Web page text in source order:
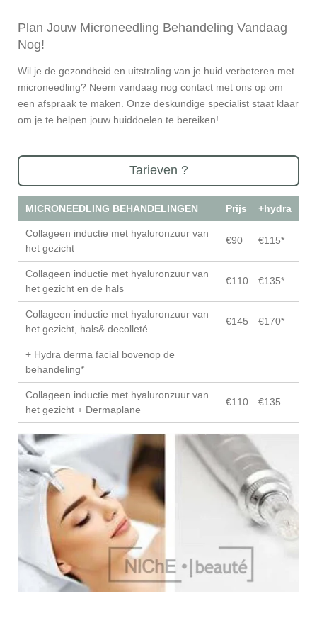
Plan Jouw Microneedling Behandeling Vandaag
Nog!
Wil je de gezondheid en uitstraling van je huid verbeteren met
microneedling? Neem vandaag nog contact met ons op om
een afspraak te maken. Onze deskundige specialist staat klaar
om je te helpen jouw huiddoelen te bereiken!
Tarieven ?
MICRONEEDLING BEHANDELINGEN Prijs +hydra
Collageen inductie met hyaluronzuur van
het gezicht
€90 €115*
Collageen inductie met hyaluronzuur van
het gezicht en de hals
€110 €135*
Collageen inductie met hyaluronzuur van
het gezicht, hals& decolleté
€145 €170*
+ Hydra derma facial bovenop de
behandeling*
Collageen inductie met hyaluronzuur van
het gezicht + Dermaplane
€110 €135